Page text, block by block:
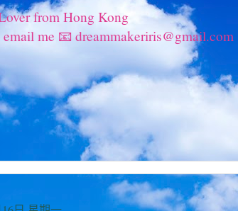
from Hong Kong
me 📧 dreammakeriris@gmail.com